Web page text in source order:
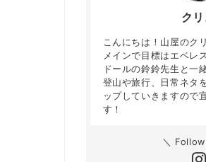
ク
こんにちは！山屋のク
メインで目標はエベレ
ドールの鈴鈴先生と一
登山や旅行、日常ネタ
ップしていきますので
す！
＼